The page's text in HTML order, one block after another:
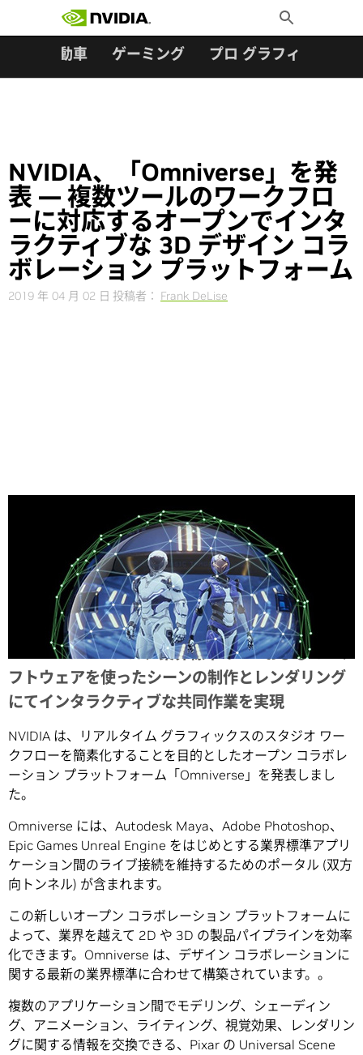
Toggle
Search
自動車 ゲーミング プロ グラフィックス
NVIDIA、「Omniverse」を発
表 — 複数ツールのワークフロ
ーに対応するオープンでインタ
ラクティブな 3D デザイン コラ
ボレーション プラットフォーム
2019 年 04 月 02 日 投稿者： Frank DeLise
NVIDIA Omniverse、業界標準の 2D および 3D ソ
フトウェアを使ったシーンの制作とレンダリング
にてインタラクティブな共同作業を実現
NVIDIA は、リアルタイム グラフィックスのスタジオ ワー
クフローを簡素化することを目的としたオープン コラボレ
ーション プラットフォーム「Omniverse」を発表しまし
た。
Omniverse には、Autodesk Maya、Adobe Photoshop、
Epic Games Unreal Engine をはじめとする業界標準アプリ
ケーション間のライブ接続を維持するためのポータル (双方
向トンネル) が含まれます。
この新しいオープン コラボレーション プラットフォームに
よって、業界を越えて 2D や 3D の製品パイプラインを効率
化できます。Omniverse は、デザイン コラボレーションに
関する最新の業界標準に合わせて構築されています。。
複数のアプリケーション間でモデリング、シェーディン
グ、アニメーション、ライティング、視覚効果、レンダリン
グに関する情報を交換できる、Pixar の Universal Scene